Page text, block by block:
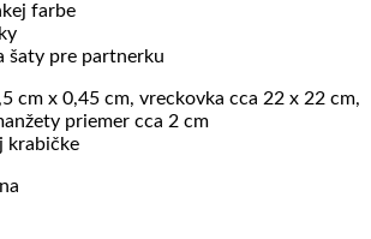
farbe
šaty pre partnerku
cm x 0,45 cm, vreckovka cca 22 x 22 cm,
priemer cca 2 cm
krabičke